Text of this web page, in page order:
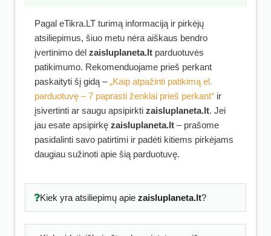
Pagal eTikra.LT turimą informaciją ir pirkėjų
atsiliepimus, šiuo metu nėra aiškaus bendro
įvertinimo dėl zaisluplaneta.lt parduotuvės
patikimumo. Rekomenduojame prieš perkant
paskaityti šį gidą –„Kaip atpažinti patikimą el.
parduotuvę – 7 paprasti ženklai prieš perkant“ ir
įsivertinti ar saugu apsipirkti zaisluplaneta.lt. Jei
jau esate apsipirkę zaisluplaneta.lt – prašome
pasidalinti savo patirtimi ir padėti kitiems pirkėjams
daugiau sužinoti apie šią parduotuvę.
Kiek yra atsiliepimų apie zaisluplaneta.lt?